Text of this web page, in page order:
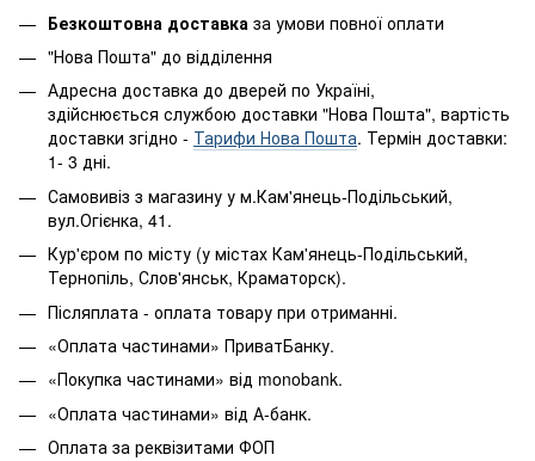
Безкоштовна доставка за умови повної оплати
"Нова Пошта" до відділення
Адресна доставка до дверей по Україні,
здійснюється службою доставки "Нова Пошта", вартість
доставки згідно - Тарифи Нова Пошта. Термін доставки:
1- 3 дні.
Самовивіз з магазину у м.Кам'янець-Подільський,
вул.Огієнка, 41.
Кур'єром по місту (у містах Кам'янець-Подільський,
Тернопіль, Слов'янськ, Краматорск).
Післяплата - оплата товару при отриманні.
«Оплата частинами» ПриватБанку.
«Покупка частинами» від monobank.
«Оплата частинами» від А-банк.
Оплата за реквізитами ФОП